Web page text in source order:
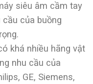
siêu âm cầm tay
của buồng
khá nhiều hãng vật
nhu cầu của
GE, Siemens,